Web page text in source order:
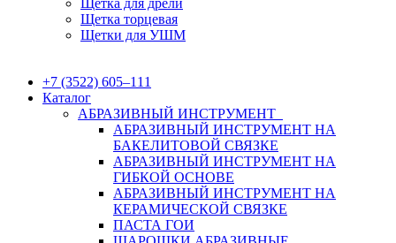
Щетка для дрели
Щетка торцевая
Щетки для УШМ
+7 (3522) 605‒111
Каталог
АБРАЗИВНЫЙ ИНСТРУМЕНТ
АБРАЗИВНЫЙ ИНСТРУМЕНТ НА
БАКЕЛИТОВОЙ СВЯЗКЕ
АБРАЗИВНЫЙ ИНСТРУМЕНТ НА
ГИБКОЙ ОСНОВЕ
АБРАЗИВНЫЙ ИНСТРУМЕНТ НА
КЕРАМИЧЕСКОЙ СВЯЗКЕ
ПАСТА ГОИ